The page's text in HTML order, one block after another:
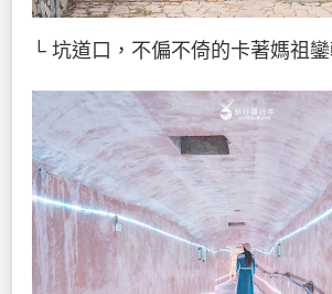
└ 坑道口，不偏不倚的卡著媽祖